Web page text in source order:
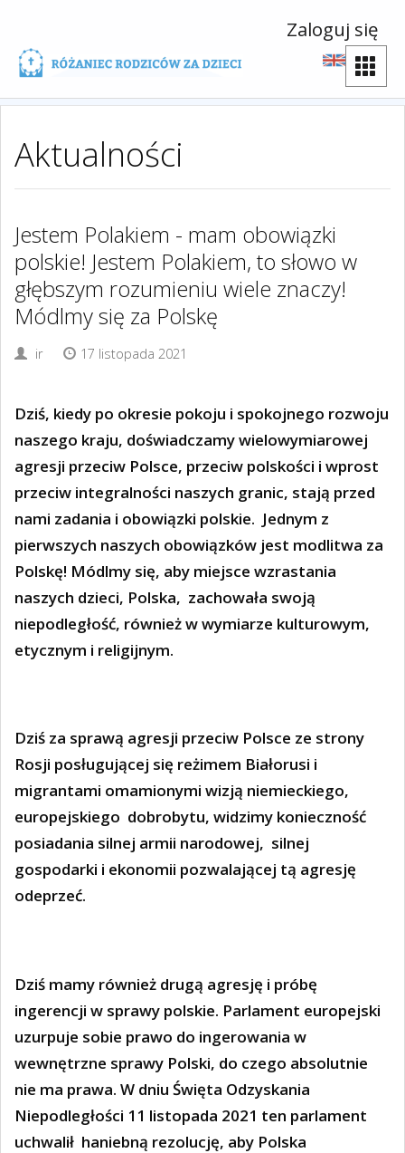
Zaloguj się
Aktualności
Jestem Polakiem - mam obowiązki
polskie! Jestem Polakiem, to słowo w
głębszym rozumieniu wiele znaczy!
Módlmy się za Polskę
ir 17 listopada 2021
Dziś, kiedy po okresie pokoju i spokojnego rozwoju
naszego kraju, doświadczamy wielowymiarowej
agresji przeciw Polsce, przeciw polskości i wprost
przeciw integralności naszych granic, stają przed
nami zadania i obowiązki polskie. Jednym z
pierwszych naszych obowiązków jest modlitwa za
Polskę! Módlmy się, aby miejsce wzrastania
naszych dzieci, Polska, zachowała swoją
niepodległość, również w wymiarze kulturowym,
etycznym i religijnym.
Dziś za sprawą agresji przeciw Polsce ze strony
Rosji posługującej się reżimem Białorusi i
migrantami omamionymi wizją niemieckiego,
europejskiego dobrobytu, widzimy konieczność
posiadania silnej armii narodowej, silnej
gospodarki i ekonomii pozwalającej tą agresję
odeprzeć.
Dziś mamy również drugą agresję i próbę
ingerencji w sprawy polskie. Parlament europejski
uzurpuje sobie prawo do ingerowania w
wewnętrzne sprawy Polski, do czego absolutnie
nie ma prawa. W dniu Święta Odzyskania
Niepodległości 11 listopada 2021 ten parlament
uchwalił haniebną rezolucję, aby Polska